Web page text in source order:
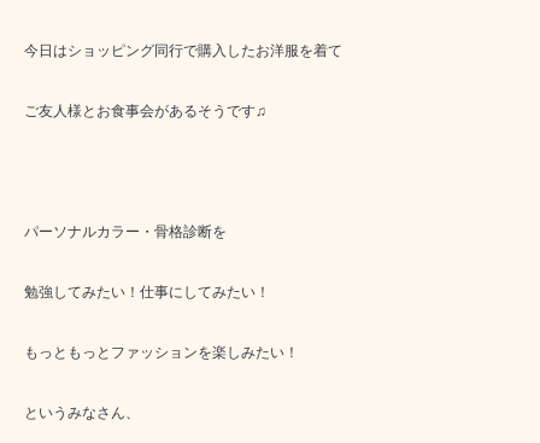
今日はショッピング同行で購入したお洋服を着て
ご友人様とお食事会があるそうです♫
パーソナルカラー・骨格診断を
勉強してみたい！仕事にしてみたい！
もっともっとファッションを楽しみたい！
というみなさん、